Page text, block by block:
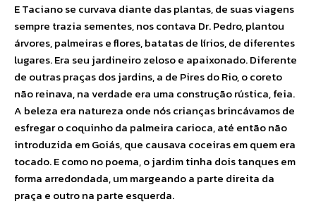
E Taciano se curvava diante das plantas, de suas viagens
sempre trazia sementes, nos contava Dr. Pedro, plantou
árvores, palmeiras e flores, batatas de lírios, de diferentes
lugares. Era seu jardineiro zeloso e apaixonado. Diferente
de outras praças dos jardins, a de Pires do Rio, o coreto
não reinava, na verdade era uma construção rústica, feia.
A beleza era natureza onde nós crianças brincávamos de
esfregar o coquinho da palmeira carioca, até então não
introduzida em Goiás, que causava coceiras em quem era
tocado. E como no poema, o jardim tinha dois tanques em
forma arredondada, um margeando a parte direita da
praça e outro na parte esquerda.